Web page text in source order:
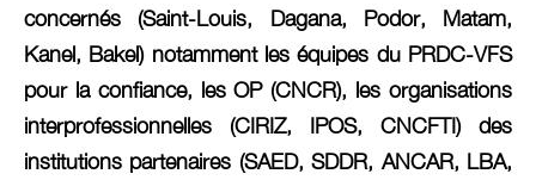
concernés (Saint-Louis, Dagana, Podor, Matam,
Kanel, Bakel) notamment les équipes du PRDC-VFS
pour la confiance, les OP (CNCR), les organisations
interprofessionnelles (CIRIZ, IPOS, CNCFTI) des
institutions partenaires (SAED, SDDR, ANCAR, LBA,